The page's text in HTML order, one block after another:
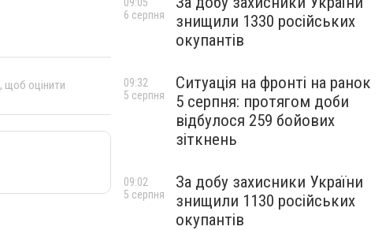
, щоб оцінити
знищили 1330 російських
окупантів
6 серпня
Ситуація на фронті на ранок
5 серпня: протягом доби
відбулося 259 бойових
зіткнень
09:32
5 серпня
За добу захисники України
знищили 1130 російських
окупантів
09:02
5 серпня